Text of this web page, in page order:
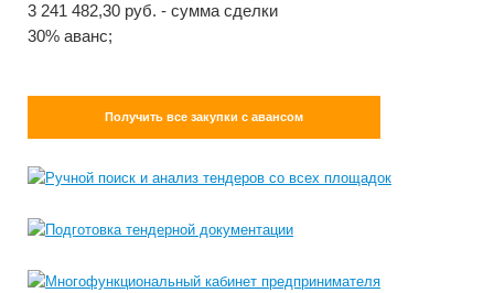
3 241 482,30 руб. - сумма сделки
30% аванс;
Получить все закупки с авансом